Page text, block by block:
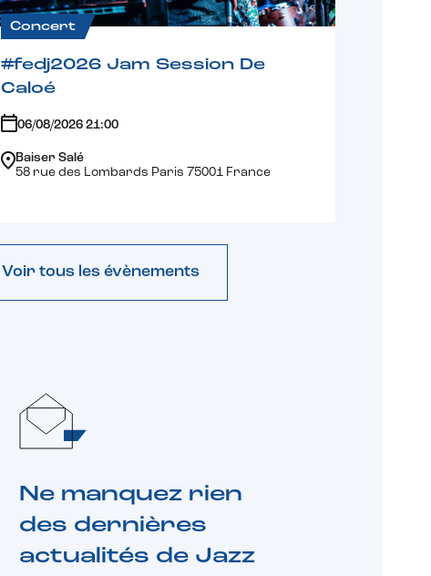
Concert
#fedj2026 Jam Session De
Caloé
06/08/2026 21:00
Baiser Salé
58 rue des Lombards Paris 75001 France
Voir tous les évènements
Ne manquez rien
des dernières
actualités de Jazz